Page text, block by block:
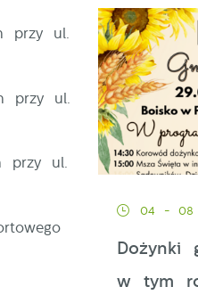
przy ul.
przy ul.
przy ul.
04 - 08
Dożynki
w tym